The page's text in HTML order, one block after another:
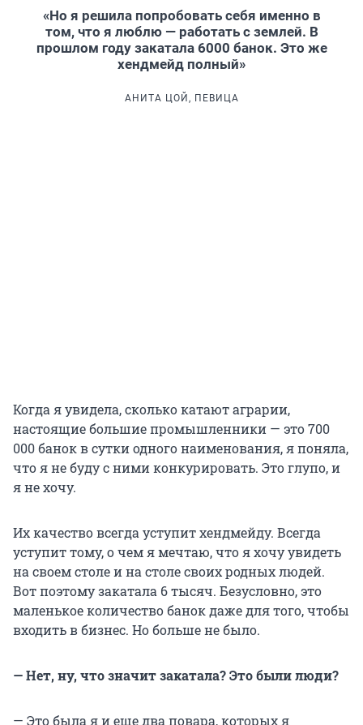
«Но я решила попробовать себя именно в
том, что я люблю — работать с землей. В
прошлом году закатала 6000 банок. Это же
хендмейд полный»
АНИТА ЦОЙ, ПЕВИЦА
Когда я увидела, сколько катают аграрии,
настоящие большие промышленники — это 700
000 банок в сутки одного наименования, я поняла,
что я не буду с ними конкурировать. Это глупо, и
я не хочу.
Их качество всегда уступит хендмейду. Всегда
уступит тому, о чем я мечтаю, что я хочу увидеть
на своем столе и на столе своих родных людей.
Вот поэтому закатала 6 тысяч. Безусловно, это
маленькое количество банок даже для того, чтобы
входить в бизнес. Но больше не было.
— Нет, ну, что значит закатала? Это были люди?
— Это была я и еще два повара, которых я